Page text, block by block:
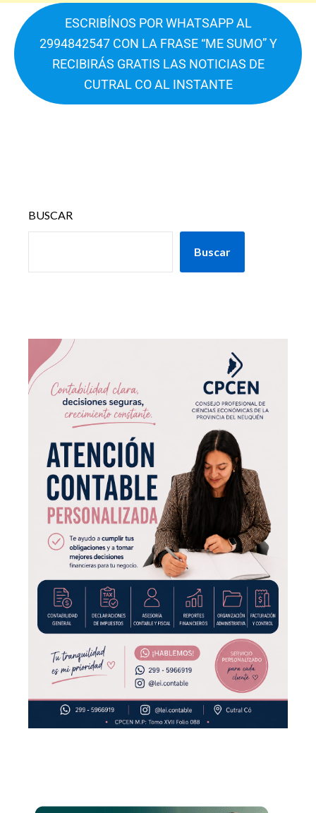
ESCRIBÍNOS POR WHATSAPP AL
2994842547 CON LA FRASE “ME SUMO” Y
RECIBIRÁS GRATIS LAS NOTICIAS DE
CUTRAL CO AL INSTANTE
BUSCAR
Buscar